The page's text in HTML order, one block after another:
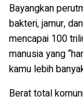
Bayangkan
bakteri, jamur,
mencapai 100
manusia yang
kamu lebih
Berat total